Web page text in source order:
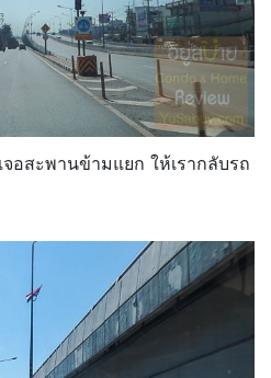
อสะพานข้ามแยก ให้เรากลับรถ